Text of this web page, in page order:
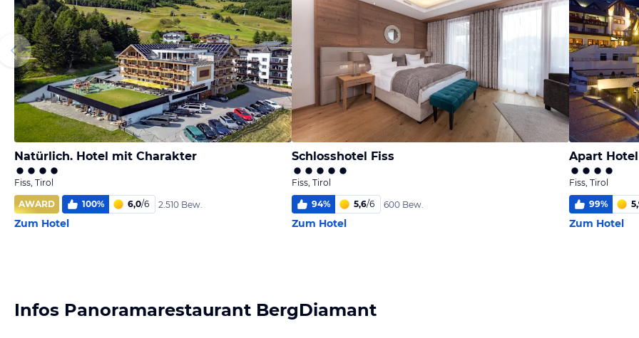
Natürlich. Hotel mit Charakter
Fiss, Tirol
AWARD
100% 6,0/6 2.510 Bew.
Zum Hotel
Schlosshotel Fiss
Fiss, Tirol
94% 5,6/6 600 Bew.
Zum Hotel
Apart
Fiss, Tirol
99%
Zum Hotel
Infos Panoramarestaurant BergDiamant